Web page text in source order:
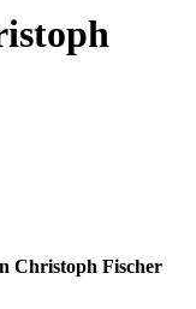
Christoph Fischer